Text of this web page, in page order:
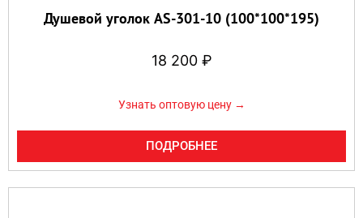
Душевой уголок AS-301-10 (100*100*195)
18 200 ₽
Узнать оптовую цену →
ПОДРОБНЕЕ